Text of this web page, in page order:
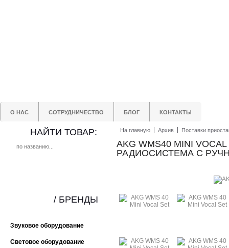
О НАС СОТРУДНИЧЕСТВО БЛОГ КОНТАКТЫ
НАЙТИ ТОВАР:
Звуковое оборудование
Световое оборудование
/ БРЕНДЫ
На главную Архив Поставки
AKG WMS40 MINI
РАДИОСИСТЕМА С